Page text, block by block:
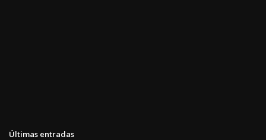
Últimas entradas